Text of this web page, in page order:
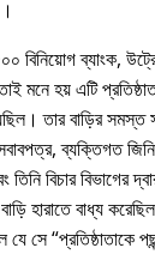
বিনিয়োগ ব্যাংক,
মনে হয় এটি
তার বাড়ির সমস্ত
ব্যক্তিগত
বিচার বিভাগের
বাড়ি হারাতে বাধ্য
যে সে প্রতিষ্ঠাতাকে